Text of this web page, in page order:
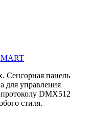
Сенсорная панель
для управления
DMX512
стиля.